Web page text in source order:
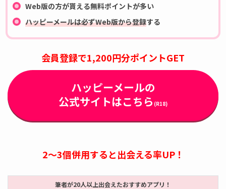
Web版の方が貰える無料ポイントが多い
ハッピーメールは必ずWeb版から登録する
会員登録で1,200円分ポイントGET
ハッピーメールの
公式サイトはこちら (R18)
2～3個併用すると出会える率UP！
筆者が20人以上出会えたおすすめアプリ！